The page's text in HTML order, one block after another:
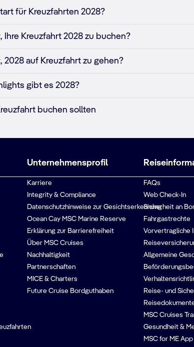
für Kreuzfahrten 2028?
Kreuzfahrt 2028 zu buchen?
auf Kreuzfahrt zu gehen?
gibt es 2028?
buchen sollten
Unternehmensprofil
Karriere
Integrity & Compliance
Datenschutzhinweise zur Gesichtserkennung
Ocean Cay MSC Marine Reserve
Erklärung zur Barrierefreiheit
Über MSC Cruises
Nachhaltigkeit
Partnerschaften
MICE & Charters
Future Cruise Bordguthaben
FAQs
Web Check-In
Sicherheit an
Fahrgastrechte
Vorvertragliche
Allgemeine
Reise- und
MSC Cruises
Gesundheit &
MSC for ME App